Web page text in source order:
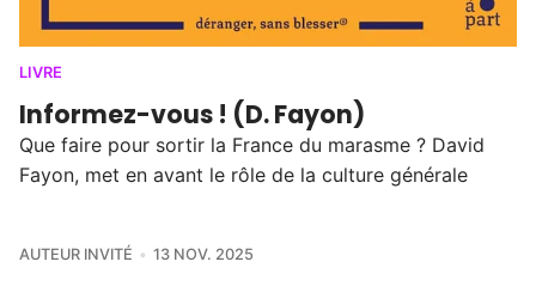
LIVRE
Informez-vous ! (D. Fayon)
Que faire pour sortir la France du marasme ? David
Fayon, met en avant le rôle de la culture générale
AUTEUR INVITÉ 13 NOV. 2025